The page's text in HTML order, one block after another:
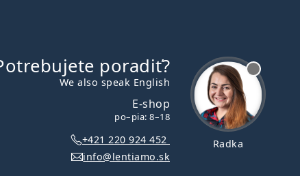
Radka
poradiť?
We also speak English
E-shop
po–pia: 8–18
+421 220 924 452
info@lentiamo.sk